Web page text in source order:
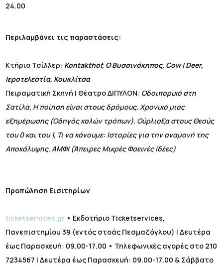
24.00
Περιλαμβάνει τις παραστάσεις:
Κτήριο Τσίλλερ: Kontakthof, Ο Βυσσινόκηπος, Cow | Deer,
Ιεροτελεστία, Κουκλίτσα
Πειραματική Σκηνή | Θέατρο ΔΙΠΥΛΟΝ: Οδοιπορικό στη
Σατίλα, Η ποίηση είναι στους δρόμους, Χρονικό μιας
εξημέρωσης (Οδηγός καλών τρόπων), Ούρλιαξα στους Θεούς
του 0 και του 1, Τι να κάνουμε: Ιστορίες για την αναμονή της
Αποκάλυψης, ΑΜΦΙ (Άπειρες Μικρές Φαεινές Ιδέες)
Προπώληση Εισιτηρίων
ticketservices.gr • Εκδοτήριο Ticketservices,
Πανεπιστημίου 39 (εντός στοάς Πεσμαζόγλου) | Δευτέρα
έως Παρασκευή: 09.00-17.00 • Τηλεφωνικές αγορές στο 210
7234567 | Δευτέρα έως Παρασκευή: 09.00-17.00 & Σάββατο